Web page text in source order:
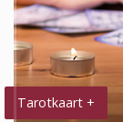
Tarotkaart +